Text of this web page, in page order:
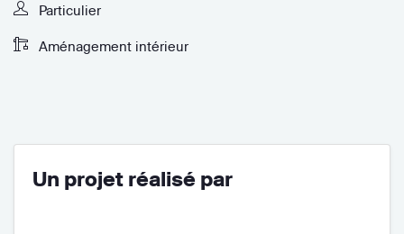
Particulier
Aménagement intérieur
Un projet réalisé par